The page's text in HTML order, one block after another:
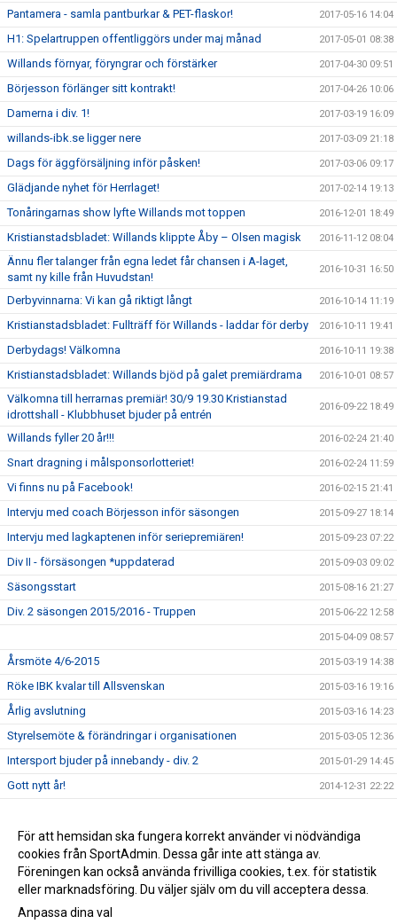
Pantamera - samla pantburkar & PET-flaskor! 2017-05-16 14:04
H1: Spelartruppen offentliggörs under maj månad 2017-05-01 08:38
Willands förnyar, föryngrar och förstärker 2017-04-30 09:51
Börjesson förlänger sitt kontrakt! 2017-04-26 10:06
Damerna i div. 1! 2017-03-19 16:09
willands-ibk.se ligger nere 2017-03-09 21:18
Dags för äggförsäljning inför påsken! 2017-03-06 09:17
Glädjande nyhet för Herrlaget! 2017-02-14 19:13
Tonåringarnas show lyfte Willands mot toppen 2016-12-01 18:49
Kristianstadsbladet: Willands klippte Åby – Olsen magisk 2016-11-12 08:04
Ännu fler talanger från egna ledet får chansen i A-laget,
samt ny kille från Huvudstan!
2016-10-31 16:50
Derbyvinnarna: Vi kan gå riktigt långt 2016-10-14 11:19
Kristianstadsbladet: Fullträff för Willands - laddar för derby 2016-10-11 19:41
Derbydags! Välkomna 2016-10-11 19:38
Kristianstadsbladet: Willands bjöd på galet premiärdrama 2016-10-01 08:57
Välkomna till herrarnas premiär! 30/9 19.30 Kristianstad
idrottshall - Klubbhuset bjuder på entrén
2016-09-22 18:49
Willands fyller 20 år!!! 2016-02-24 21:40
Snart dragning i målsponsorlotteriet! 2016-02-24 11:59
Vi finns nu på Facebook! 2016-02-15 21:41
Intervju med coach Börjesson inför säsongen 2015-09-27 18:14
Intervju med lagkaptenen inför seriepremiären! 2015-09-23 07:22
Div II - försäsongen *uppdaterad 2015-09-03 09:02
Säsongsstart 2015-08-16 21:27
Div. 2 säsongen 2015/2016 - Truppen 2015-06-22 12:58
2015-04-09 08:57
Årsmöte 4/6-2015 2015-03-19 14:38
Röke IBK kvalar till Allsvenskan 2015-03-16 19:16
Årlig avslutning 2015-03-16 14:23
Styrelsemöte & förändringar i organisationen 2015-03-05 12:36
Intersport bjuder på innebandy - div. 2 2015-01-29 14:45
Gott nytt år! 2014-12-31 22:22
Julklappshelg på Intersport 2014-12-03 20:39
Välkommen till vår nya hemsida 2014-10-22 17:50
För att hemsidan ska fungera korrekt använder vi nödvändiga
cookies från SportAdmin. Dessa går inte att stänga av.
Föreningen kan också använda frivilliga cookies, t.ex. för statistik
eller marknadsföring. Du väljer själv om du vill acceptera dessa.
Anpassa dina val